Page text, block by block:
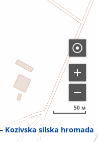
Kozivska silska hromada
50 м